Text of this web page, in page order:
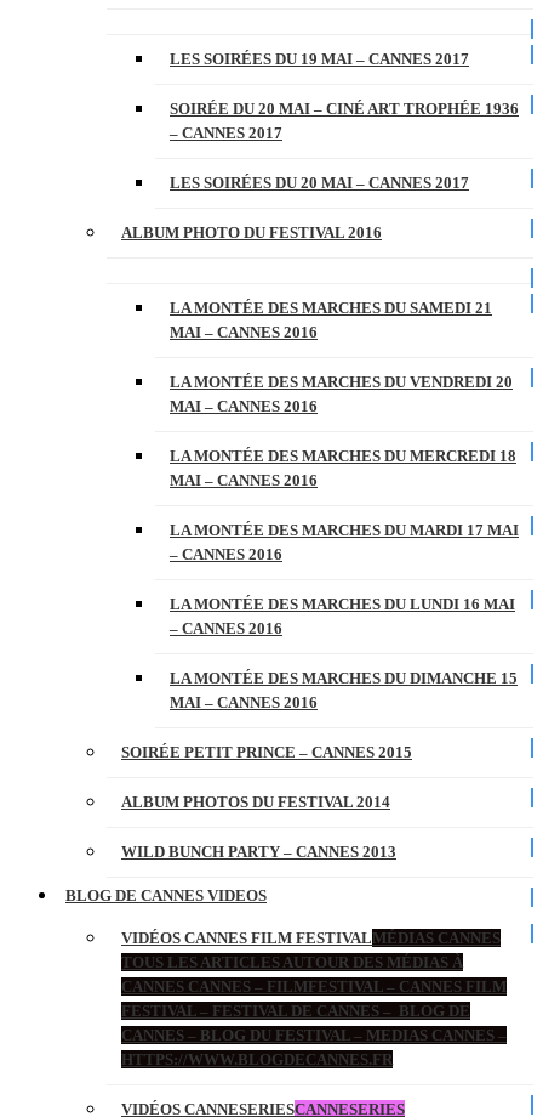
LES SOIRÉES DU 19 MAI – CANNES 2017
SOIRÉE DU 20 MAI – CINÉ ART TROPHÉE 1936
– CANNES 2017
LES SOIRÉES DU 20 MAI – CANNES 2017
ALBUM PHOTO DU FESTIVAL 2016
LA MONTÉE DES MARCHES DU SAMEDI 21
MAI – CANNES 2016
LA MONTÉE DES MARCHES DU VENDREDI 20
MAI – CANNES 2016
LA MONTÉE DES MARCHES DU MERCREDI 18
MAI – CANNES 2016
LA MONTÉE DES MARCHES DU MARDI 17 MAI
– CANNES 2016
LA MONTÉE DES MARCHES DU LUNDI 16 MAI
– CANNES 2016
LA MONTÉE DES MARCHES DU DIMANCHE 15
MAI – CANNES 2016
SOIRÉE PETIT PRINCE – CANNES 2015
ALBUM PHOTOS DU FESTIVAL 2014
WILD BUNCH PARTY – CANNES 2013
BLOG DE CANNES VIDEOS
VIDÉOS CANNES FILM FESTIVALMÉDIAS CANNES
TOUS LES ARTICLES AUTOUR DES MÉDIAS À
CANNES CANNES – FILMFESTIVAL – CANNES FILM
FESTIVAL – FESTIVAL DE CANNES – BLOG DE
CANNES – BLOG DU FESTIVAL – MEDIAS CANNES –
HTTPS://WWW.BLOGDECANNES.FR
VIDÉOS CANNESERIESCANNESERIES